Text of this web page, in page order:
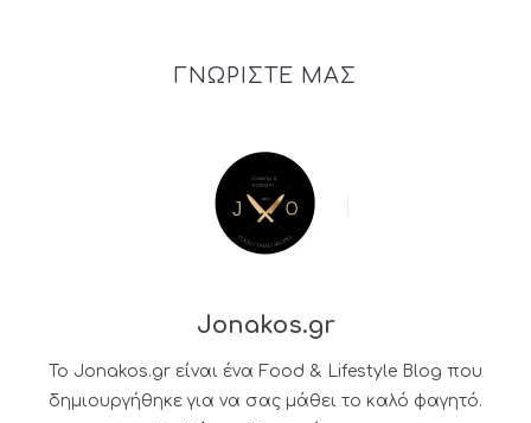
ΓΝΩΡΙΣΤΕ ΜΑΣ
Jonakos.gr
Το Jonakos.gr είναι ένα Food & Lifestyle Blog που
δημιουργήθηκε για να σας μάθει το καλό φαγητό.